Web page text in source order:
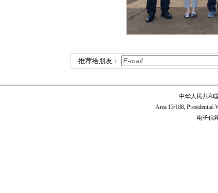
推荐给朋友：
中华人民共和
Area 13/188, Presidential
电子信